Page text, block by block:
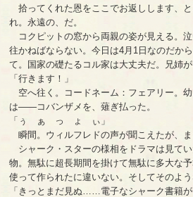
拾ってくれた恩をここでお返しします、
れ。永遠の、だ。
コクピットの窓から両親の姿が見える。
往かねばならない。今日は4月1日なのだか
て。国家の礎たるコル家は大丈夫だ。兄姉が
「行きます！」
空へ往く。コードネーム：フェアリー。
は――コバンザメを、薙ぎ払った。
「ぅ ぁ っ ょ ぃ」
瞬間。ウィルフレドの声が聞こえたが、
シャーク・スターの様相をドラマは見て
物。無駄に超長期間を掛けて無駄に多大な
使って作られたに違いない。そしてそのよ
「きっとまだ見ぬ……電子なシャーク書籍が